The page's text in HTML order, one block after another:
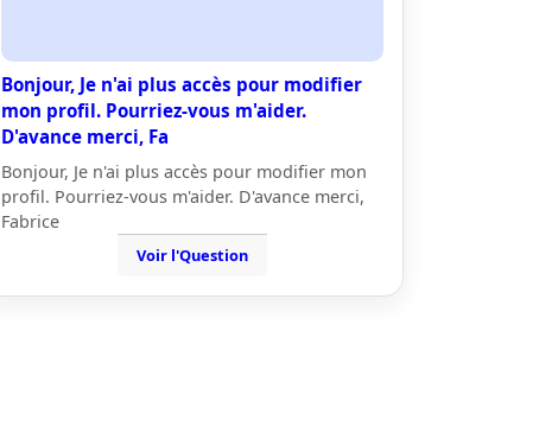
Bonjour, Je n'ai plus accès pour modifier
mon profil. Pourriez-vous m'aider.
D'avance merci, Fa
Bonjour, Je n'ai plus accès pour modifier mon
profil. Pourriez-vous m'aider. D'avance merci,
Fabrice
Voir l'Question